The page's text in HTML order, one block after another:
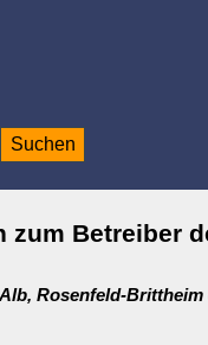
Suchen
zum Betreiber
Rosenfeld-Brittheim